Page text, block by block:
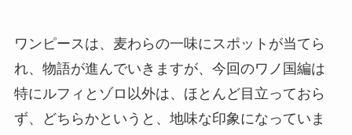
ワンピースは、麦わらの一味にスポットが当てら
れ、物語が進んでいきますが、今回のワノ国編は
特にルフィとゾロ以外は、ほとんど目立っておら
ず、どちらかというと、地味な印象になっていま